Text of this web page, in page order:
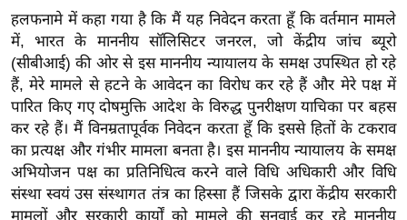
व
र्ल्ड
न्यू
ज
ब्री
फ
म
नो
हलफनामे में कहा गया है कि मैं यह निवेदन करता हूँ कि वर्तमान मामले
में, भारत के माननीय सॉलिसिटर जनरल, जो केंद्रीय जांच ब्यूरो
(सीबीआई) की ओर से इस माननीय न्यायालय के समक्ष उपस्थित हो रहे
हैं, मेरे मामले से हटने के आवेदन का विरोध कर रहे हैं और मेरे पक्ष में
पारित किए गए दोषमुक्ति आदेश के विरुद्ध पुनरीक्षण याचिका पर बहस
कर रहे हैं। मैं विनम्रतापूर्वक निवेदन करता हूँ कि इससे हितों के टकराव
का प्रत्यक्ष और गंभीर मामला बनता है। इस माननीय न्यायालय के समक्ष
अभियोजन पक्ष का प्रतिनिधित्व करने वाले विधि अधिकारी और विधि
संस्था स्वयं उस संस्थागत तंत्र का हिस्सा हैं जिसके द्वारा केंद्रीय सरकारी
मामलों और सरकारी कार्यों को मामले की सुनवाई कर रहे माननीय